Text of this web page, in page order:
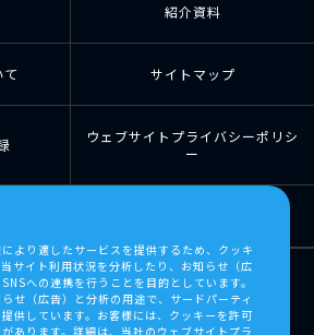
紹介資料
サイトマップ
ウェブサイトプライバシーポリシ
ー
より適したサービスを提供するため、クッキ
サイト利用状況を分析したり、お知らせ（広
への連携を行うことを目的としています。
せ（広告）と分析の用途で、サードパーティ
供しています。お客様には、クッキーを許可
あります。詳細は、当社のウェブサイトプラ